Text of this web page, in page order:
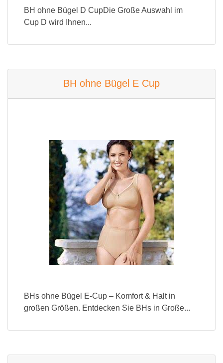
BH ohne Bügel D CupDie Große Auswahl im
Cup D wird Ihnen...
BH ohne Bügel E Cup
BHs ohne Bügel E-Cup – Komfort & Halt in
großen Größen. Entdecken Sie BHs in Große...